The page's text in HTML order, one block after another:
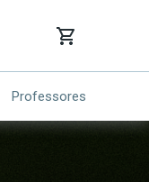
Professores